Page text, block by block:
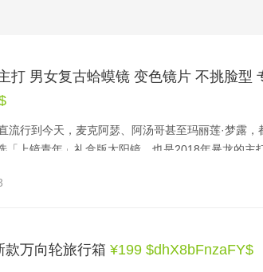
打 男女复古蛤蟆镜 变色镜片 不挑脸型
流行到今天，麦克阿瑟、阿汤哥甚至玛丽莲·梦露
「上镜青年」礼盒版太阳镜，也是2018年暴龙的主
，限时可领10元优惠券，实付588元包邮，同款专
，即可查看并下单！
款万向轮旅行箱 ¥199 $dhX8bFnzaFY$